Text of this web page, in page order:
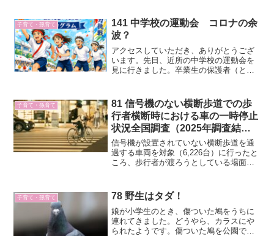
てです」とよく話していた...
子育て・孫育て
141 中学校の運動会 コロナの余
波？
アクセスしていただき、ありがとうござ
います。先日、近所の中学校の運動会を
見に行きました。卒業生の保護者（とい
を尋ねました。「申し訳ないですが、保
護者のみです。入れませ...
子育て・孫育て
81 信号機のない横断歩道での歩
行者横断時における車の一時停止
状況全国調査（2025年調査結
果、ＪＡＦ）
信号機が設置されていない横断歩道を通
過する車両を対象（6,226台）に行ったと
ころ、歩行者が渡ろうとしている場面で
子育て・孫育て 78 野生はタダ！
娘が小学生のとき、傷ついた鳩をうちに
連れてきました。どうやら、カラスにや
られたようです。傷ついた鳩を公園でみ